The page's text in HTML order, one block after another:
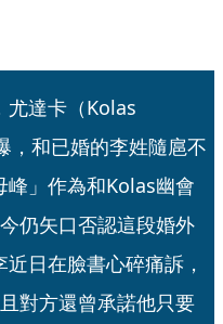
尤達卡（Kolas
，和已婚的李姓隨扈不
」作為和Kolas幽會
仍矢口否認這段婚外
日在臉書心碎痛訴，
對方還曾承諾他只要